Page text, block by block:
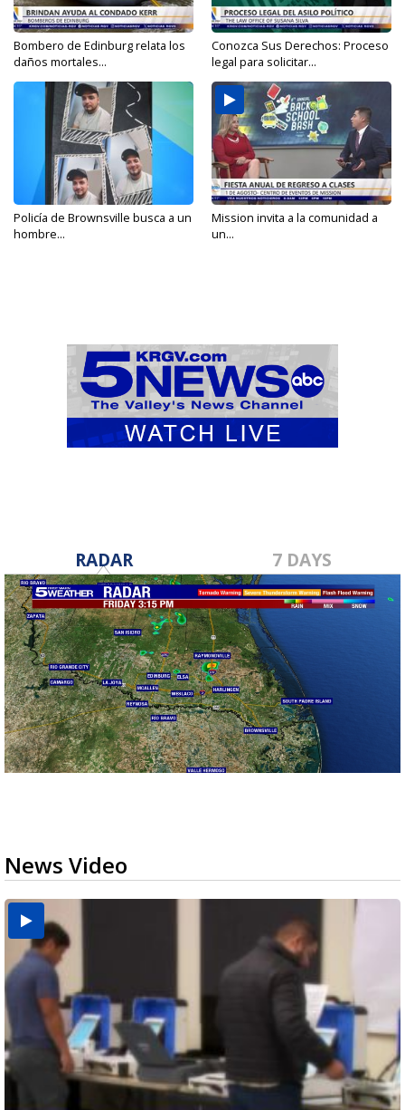
Bombero de Edinburg relata los
daños mortales...
Conozca Sus Derechos: Proceso
legal para solicitar...
Policía de Brownsville busca a un
hombre...
Mission invita a la comunidad a
un...
RADAR 7 DAYS
News Video